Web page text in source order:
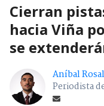
Cierran
hacia Viña
se
Aníbal
Periodista